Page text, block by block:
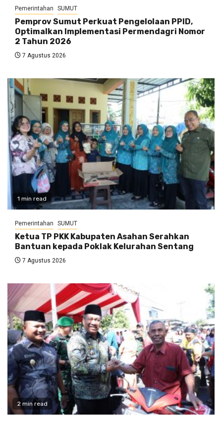
Pemerintahan SUMUT
Pemprov Sumut Perkuat Pengelolaan PPID,
Optimalkan Implementasi Permendagri Nomor
2 Tahun 2026
7 Agustus 2026
1 min read
Pemerintahan SUMUT
Ketua TP PKK Kabupaten Asahan Serahkan
Bantuan kepada Poklak Kelurahan Sentang
7 Agustus 2026
2 min read